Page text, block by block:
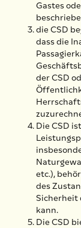
Gastes
die CSD
dass die
der CSD
Die CSD
etc.),
des
Sicherheit
kann.
Die CSD